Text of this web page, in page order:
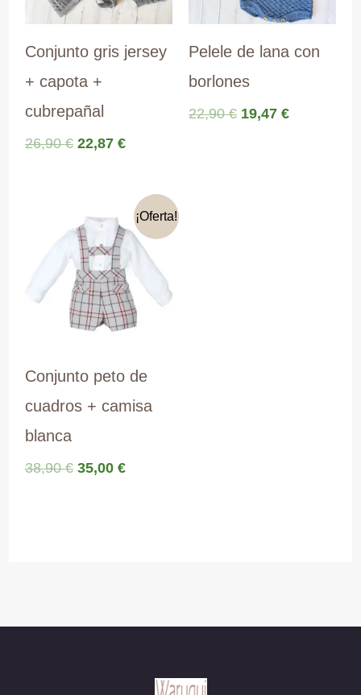
Conjunto gris jersey
+ capota +
cubrepañal
26,90€ El
26,90 €.
22,87 €El
es:
22,87 €.
Pelele de lana con
borlones
22,90€ El
19,47 €El
¡Oferta!
Conjunto peto de
cuadros + camisa
blanca
38,90€ El
35,00 €El